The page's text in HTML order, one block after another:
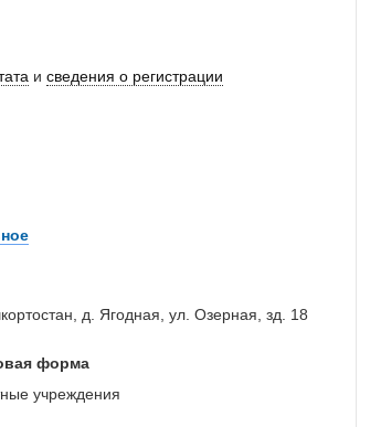
и сведения о регистрации
д. Ягодная, ул. Озерная, зд. 18
форма
учреждения